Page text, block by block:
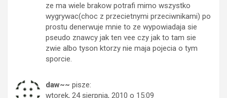
ze ma wiele brakow potrafi mimo wszystko
wygrywac(choc z przecietnymi przeciwnikami) po
prostu denerwuje mnie to ze wypowiadaja sie
pseudo znawcy jak ten vee czy jak to tam sie
zwie albo tyson ktorzy nie maja pojecia o tym
sporcie.
daw~~ pisze:
wtorek, 24 sierpnia, 2010 o 15:09